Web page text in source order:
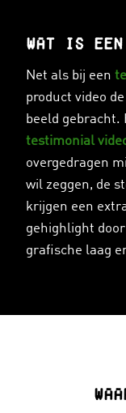
Wat is
Net als bij een
product video
beeld gebracht.
testimonial
overgedragen
wil zeggen, de
krijgen een
gehighlight
grafische laag